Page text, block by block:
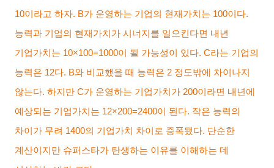
10이라고 하자. B가 운영하는 기업의 현재가치는 100이다.
능력과 기업의 현재가치가 시너지를 일으킨다면 내년
기업가치는 10×100=1000이 될 가능성이 있다. C라는 기업의
능력은 12다. B와 비교했을 때 능력은 2 정도밖에 차이나지
않는다.하지만 C가 운영하는 기업가치가 200이라면 내년에
예상되는 기업가치는 12×200=2400이 된다. 작은 능력의
차이가 무려 1400의 기업가치 차이로 증폭됐다. 단순한
계산이지만 슈퍼스타가 탄생하는 이유를 이해하는 데